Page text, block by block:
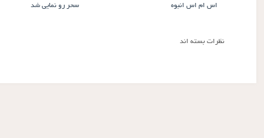
اس ام اس انبوه
سحر رو نمایی شد
نظرات بسته اند